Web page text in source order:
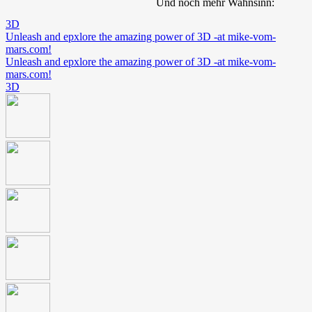
3D
Unleash and epxlore the amazing power of 3D -at mike-vom-
mars.com!
Unleash and epxlore the amazing power of 3D -at mike-vom-
mars.com!
3D
Und noch mehr Wahnsinn: